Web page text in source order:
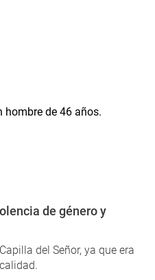
de género y
del Señor, ya que era